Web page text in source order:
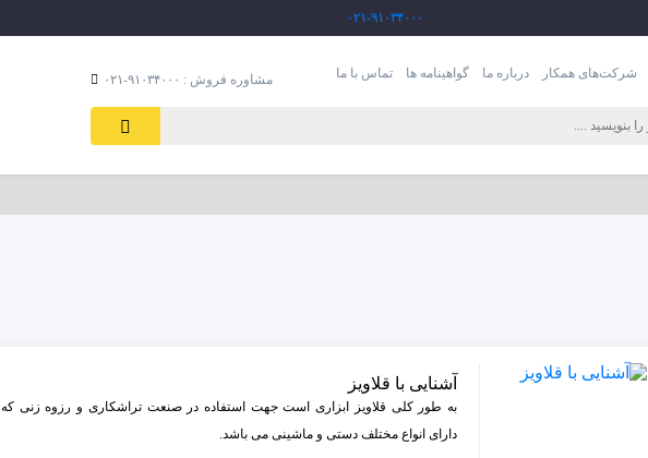
۰۲۱-۹۱۰۳۴۰۰۰
شرکت‌های همکار درباره ما گواهینامه ها تماس با ما مشاوره فروش : ۹۱۰۳۴۰۰۰-۰۲۱
آشنایی با قلاویز
به طور کلی قلاویز ابزاری است جهت استفاده در صنعت تراشکاری و رزوه زنی که
دارای انواع مختلف دستی و ماشینی می باشد.